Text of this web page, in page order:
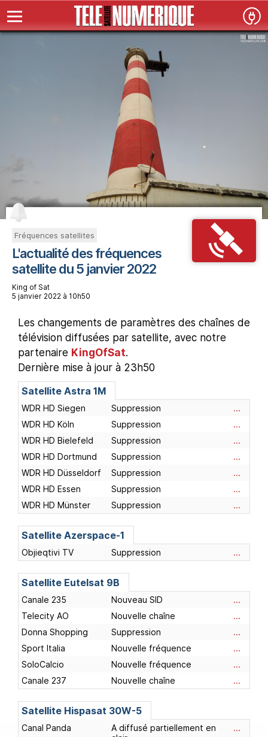
Fréquences satellites
L'actualité des fréquences
satellite du 5 janvier 2022
King of Sat
5 janvier 2022 à 10h50
Les changements de paramètres des chaînes de
télévision diffusées par satellite, avec notre
partenaire KingOfSat.
Dernière mise à jour à 23h50
Satellite Astra 1M
WDR HD Siegen Suppression
...
WDR HD Köln
Suppression
...
WDR HD Bielefeld
Suppression
...
WDR HD Dortmund
Suppression
...
WDR HD Düsseldorf
Suppression
...
WDR HD Essen
Suppression
...
WDR HD Münster
Suppression ...
Satellite Azerspace-1
Objieqtivi TV Suppression ...
Satellite Eutelsat 9B
Canale 235 Nouveau SID
...
Telecity AO
Nouvelle chaîne
...
Donna Shopping
Suppression
...
Sport Italia
Nouvelle fréquence
...
SoloCalcio
Nouvelle fréquence
...
Canale 237
Nouvelle chaîne ...
Satellite Hispasat 30W-5
Canal Panda
A diffusé partiellement en
...